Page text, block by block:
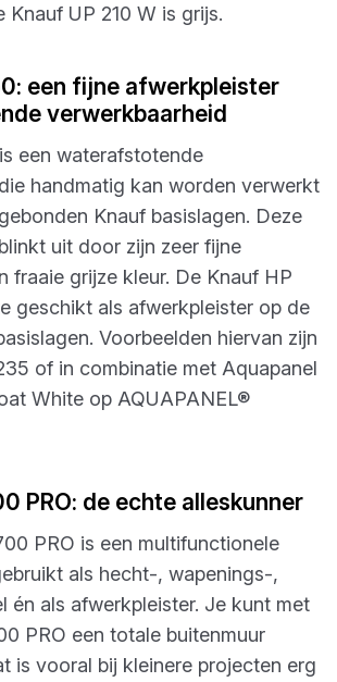
Knauf UP 210 W is grijs.
een fijne afwerkpleister
verwerkbaarheid
een waterafstotende
handmatig kan worden verwerkt
Knauf basislagen. Deze
uit door zijn zeer fijne
fraaie grijze kleur. De Knauf HP
geschikt als afwerkpleister op de
Voorbeelden hiervan zijn
of in combinatie met Aquapanel
White op AQUAPANEL®
PRO: de echte alleskunner
PRO is een multifunctionele
als hecht-, wapenings-,
én als afwerkpleister. Je kunt met
PRO een totale buitenmuur
is vooral bij kleinere projecten erg